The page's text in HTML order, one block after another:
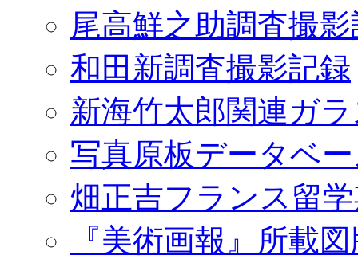
尾高鮮之助調査撮
和田新調査撮影記録
新海竹太郎関連ガ
写真原板データベ
畑正吉フランス留
『美術画報』所載